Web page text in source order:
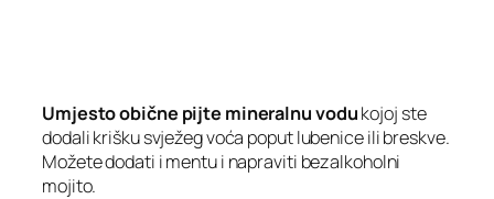
Umjesto obične pijte mineralnu vodukojoj ste
dodali krišku svježeg voća poput lubenice ili breskve.
Možete dodati i mentu i napraviti bezalkoholni
mojito.